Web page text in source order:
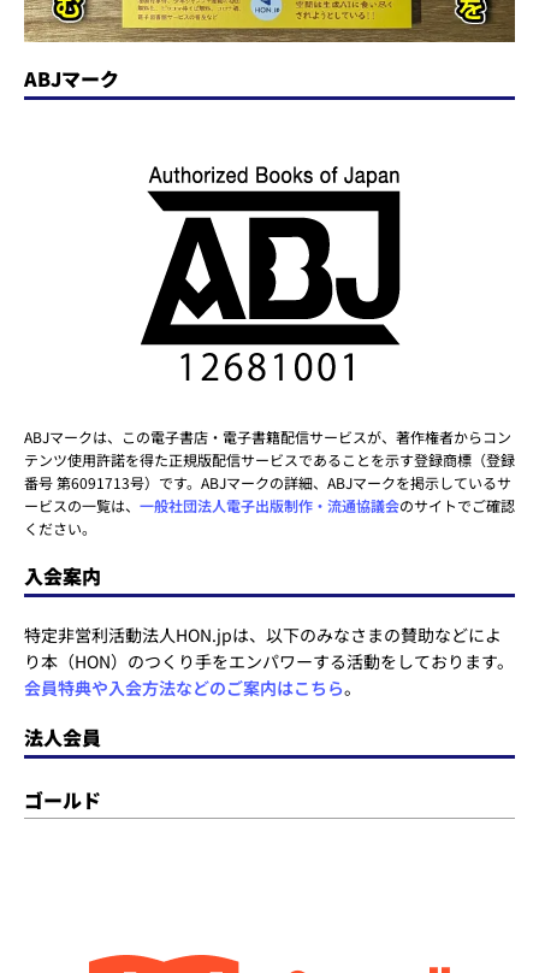
ABJマーク
ABJマークは、この電子書店・電子書籍配信サービスが、著作権者からコン
テンツ使用許諾を得た正規版配信サービスであることを示す登録商標（登録
番号 第6091713号）です。ABJマークの詳細、ABJマークを掲示しているサ
ービスの一覧は、 一般社団法人電子出版制作・流通協議会のサイトでご確認
ください。
入会案内
特定非営利活動法人HON.jpは、以下のみなさまの賛助などによ
り本（HON）のつくり手をエンパワーする活動をしております。
会員特典や入会方法などのご案内はこちら。
法人会員
ゴールド